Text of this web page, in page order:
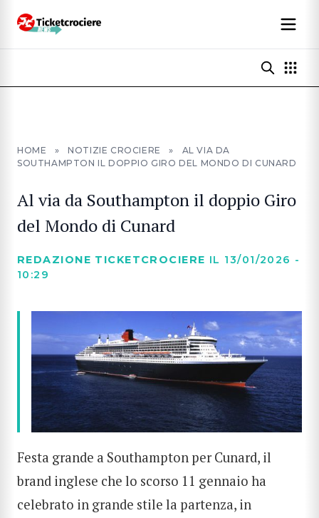
HOME » NOTIZIE CROCIERE »
AL VIA DA
SOUTHAMPTON IL DOPPIO GIRO DEL MONDO DI CUNARD
Al via da Southampton il doppio Giro
del Mondo di Cunard
REDAZIONE TICKETCROCIERE IL 13/01/2026 -
10:29
Festa grande a Southampton per Cunard, il
brand inglese che lo scorso 11 gennaio ha
celebrato in grande stile la partenza, in